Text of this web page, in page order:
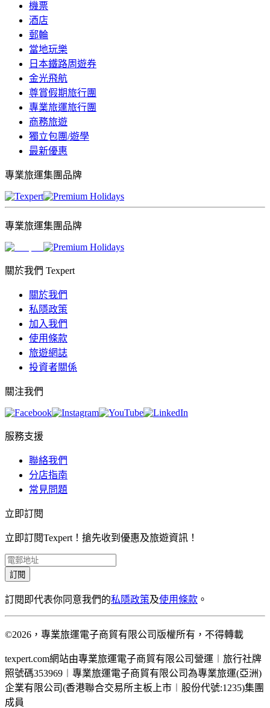
機票
酒店
郵輪
當地玩樂
日本鐵路周遊券
金光飛航
尊賞假期旅行團
專業旅運旅行團
商務旅遊
獨立包團/遊學
最新優惠
專業旅運集團品牌
專業旅運集團品牌
關於我們 Texpert
關於我們
私隱政策
加入我們
使用條款
旅遊網誌
投資者關係
關注我們
服務支援
聯絡我們
分店指南
常見問題
立即訂閱
立即訂閱Texpert！搶先收到優惠及旅遊資訊！
訂閱
訂閱即代表你同意我們的私隱政策及使用條款 。
©2026，專業旅運電子商貿有限公司版權所有，不得轉載
texpert.com網站由專業旅運電子商貿有限公司營運︱旅行社牌
照號碼353969︱專業旅運電子商貿有限公司為專業旅運(亞洲)
企業有限公司(香港聯合交易所主板上市︱股份代號:1235)集團
成員